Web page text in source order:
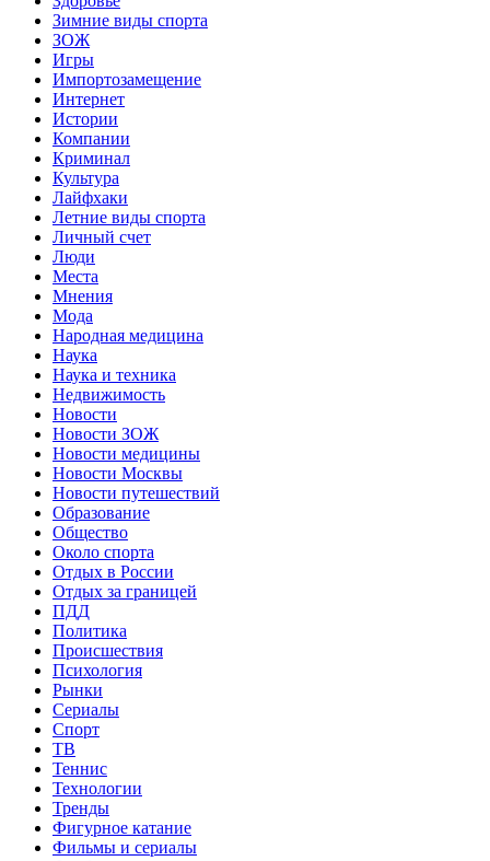
Зимние виды спорта
ЗОЖ
Игры
Импортозамещение
Интернет
Истории
Компании
Криминал
Культура
Лайфхаки
Летние виды спорта
Личный счет
Люди
Места
Мнения
Мода
Народная медицина
Наука
Наука и техника
Недвижимость
Новости
Новости ЗОЖ
Новости медицины
Новости Москвы
Новости путешествий
Образование
Общество
Около спорта
Отдых в России
Отдых за границей
ПДД
Политика
Происшествия
Психология
Рынки
Сериалы
Спорт
ТВ
Теннис
Технологии
Тренды
Фигурное катание
Фильмы и сериалы